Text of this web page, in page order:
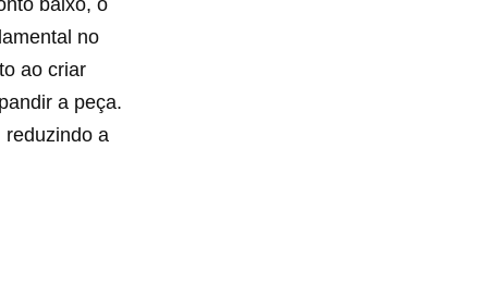
baixo, o
no
ao criar
a peça.
a